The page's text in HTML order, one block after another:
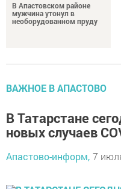
В Апастовском районе
мужчина утонул в
необорудованном пруду
ВАЖНОЕ В АПАСТОВО
В Татарстане
новых случаев
Апастово-информ, 7